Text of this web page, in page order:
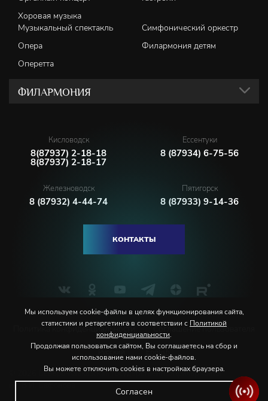
Хоровая музыка
Музыкальный спектакль
Симфонический оркестр
Опера
Филармония детям
Оперетта
ФИЛАРМОНИЯ
Кисловодск
8(87937) 2-18-18
8(87937) 2-18-17
Ессентуки
8 (87934) 6-75-56
Железноводск
8 (87932) 4-44-74
Пятигорск
8 (87933) 9-14-36
КОНТАКТЫ
Политика конфиденциальности Соглашение пользователя
© 2026 Северо-Кавказская государственная филармония
им. В.И. Сафонова
Мы используем cookie-файлы в целях функционирования сайта,
статистики и ретаргетинга в соответствии с Политикой
конфиденциальности.
Продолжая пользоваться сайтом, Вы соглашаетесь на сбор и
использование нами cookie-файлов.
Вы можете отключить cookies в настройках браузера.
Согласен